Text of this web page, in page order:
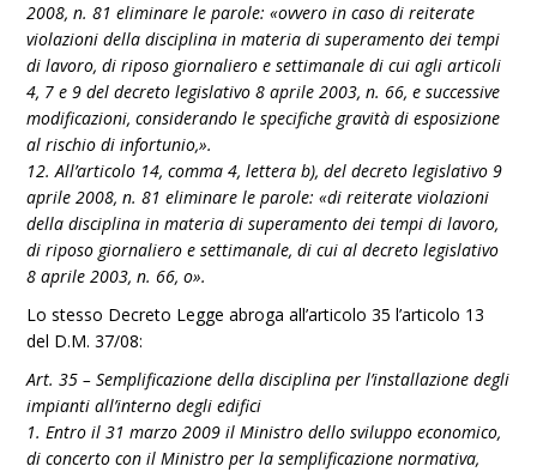
2008, n. 81 eliminare le parole: «ovvero in caso di reiterate
violazioni della disciplina in materia di superamento dei tempi
di lavoro, di riposo giornaliero e settimanale di cui agli articoli
4, 7 e 9 del decreto legislativo 8 aprile 2003, n. 66, e successive
modificazioni, considerando le specifiche gravità di esposizione
al rischio di infortunio,».
12. All’articolo 14, comma 4, lettera b), del decreto legislativo 9
aprile 2008, n. 81 eliminare le parole: «di reiterate violazioni
della disciplina in materia di superamento dei tempi di lavoro,
di riposo giornaliero e settimanale, di cui al decreto legislativo
8 aprile 2003, n. 66, o».
Lo stesso Decreto Legge abroga all’articolo 35 l’articolo 13
del D.M. 37/08:
Art. 35 – Semplificazione della disciplina per l’installazione degli
impianti all’interno degli edifici
1. Entro il 31 marzo 2009 il Ministro dello sviluppo economico,
di concerto con il Ministro per la semplificazione normativa,